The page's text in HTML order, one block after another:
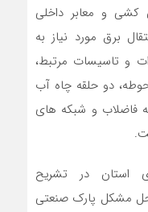
کشی و معابر داخلی
برق مورد نیاز به
و ظرفیت 6/5 مگاوات و تاسیسات مرتبط،
دو حلقه چاه آب
فاضلاب و شبکه های
استان در تشریح
حل مشکل پارک صنعتی